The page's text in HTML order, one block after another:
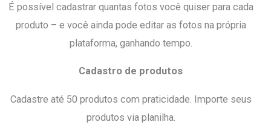
É possível cadastrar quantas fotos você quiser para cada
produto – e você ainda pode editar as fotos na própria
plataforma, ganhando tempo.
Cadastro de produtos
Cadastre até 50 produtos com praticidade. Importe seus
produtos via planilha.